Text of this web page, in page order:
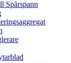
Spårspann